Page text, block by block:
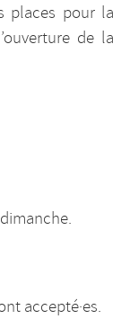
places pour la
de la
accepté·es.